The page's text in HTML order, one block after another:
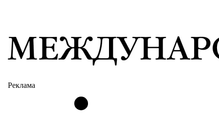
Реклама